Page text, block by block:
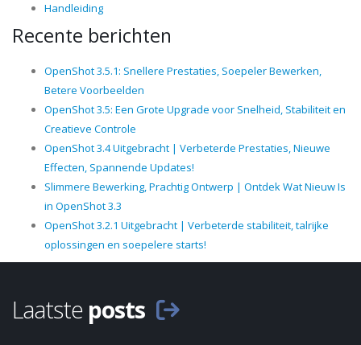
Handleiding
Recente berichten
OpenShot 3.5.1: Snellere Prestaties, Soepeler Bewerken,
Betere Voorbeelden
OpenShot 3.5: Een Grote Upgrade voor Snelheid, Stabiliteit en
Creatieve Controle
OpenShot 3.4 Uitgebracht | Verbeterde Prestaties, Nieuwe
Effecten, Spannende Updates!
Slimmere Bewerking, Prachtig Ontwerp | Ontdek Wat Nieuw Is
in OpenShot 3.3
OpenShot 3.2.1 Uitgebracht | Verbeterde stabiliteit, talrijke
oplossingen en soepelere starts!
Laatste posts